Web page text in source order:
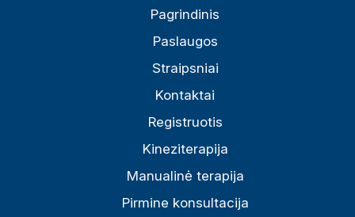
Pagrindinis
Paslaugos
Straipsniai
Kontaktai
Registruotis
Kineziterapija
Manualinė terapija
Pirmine konsultacija